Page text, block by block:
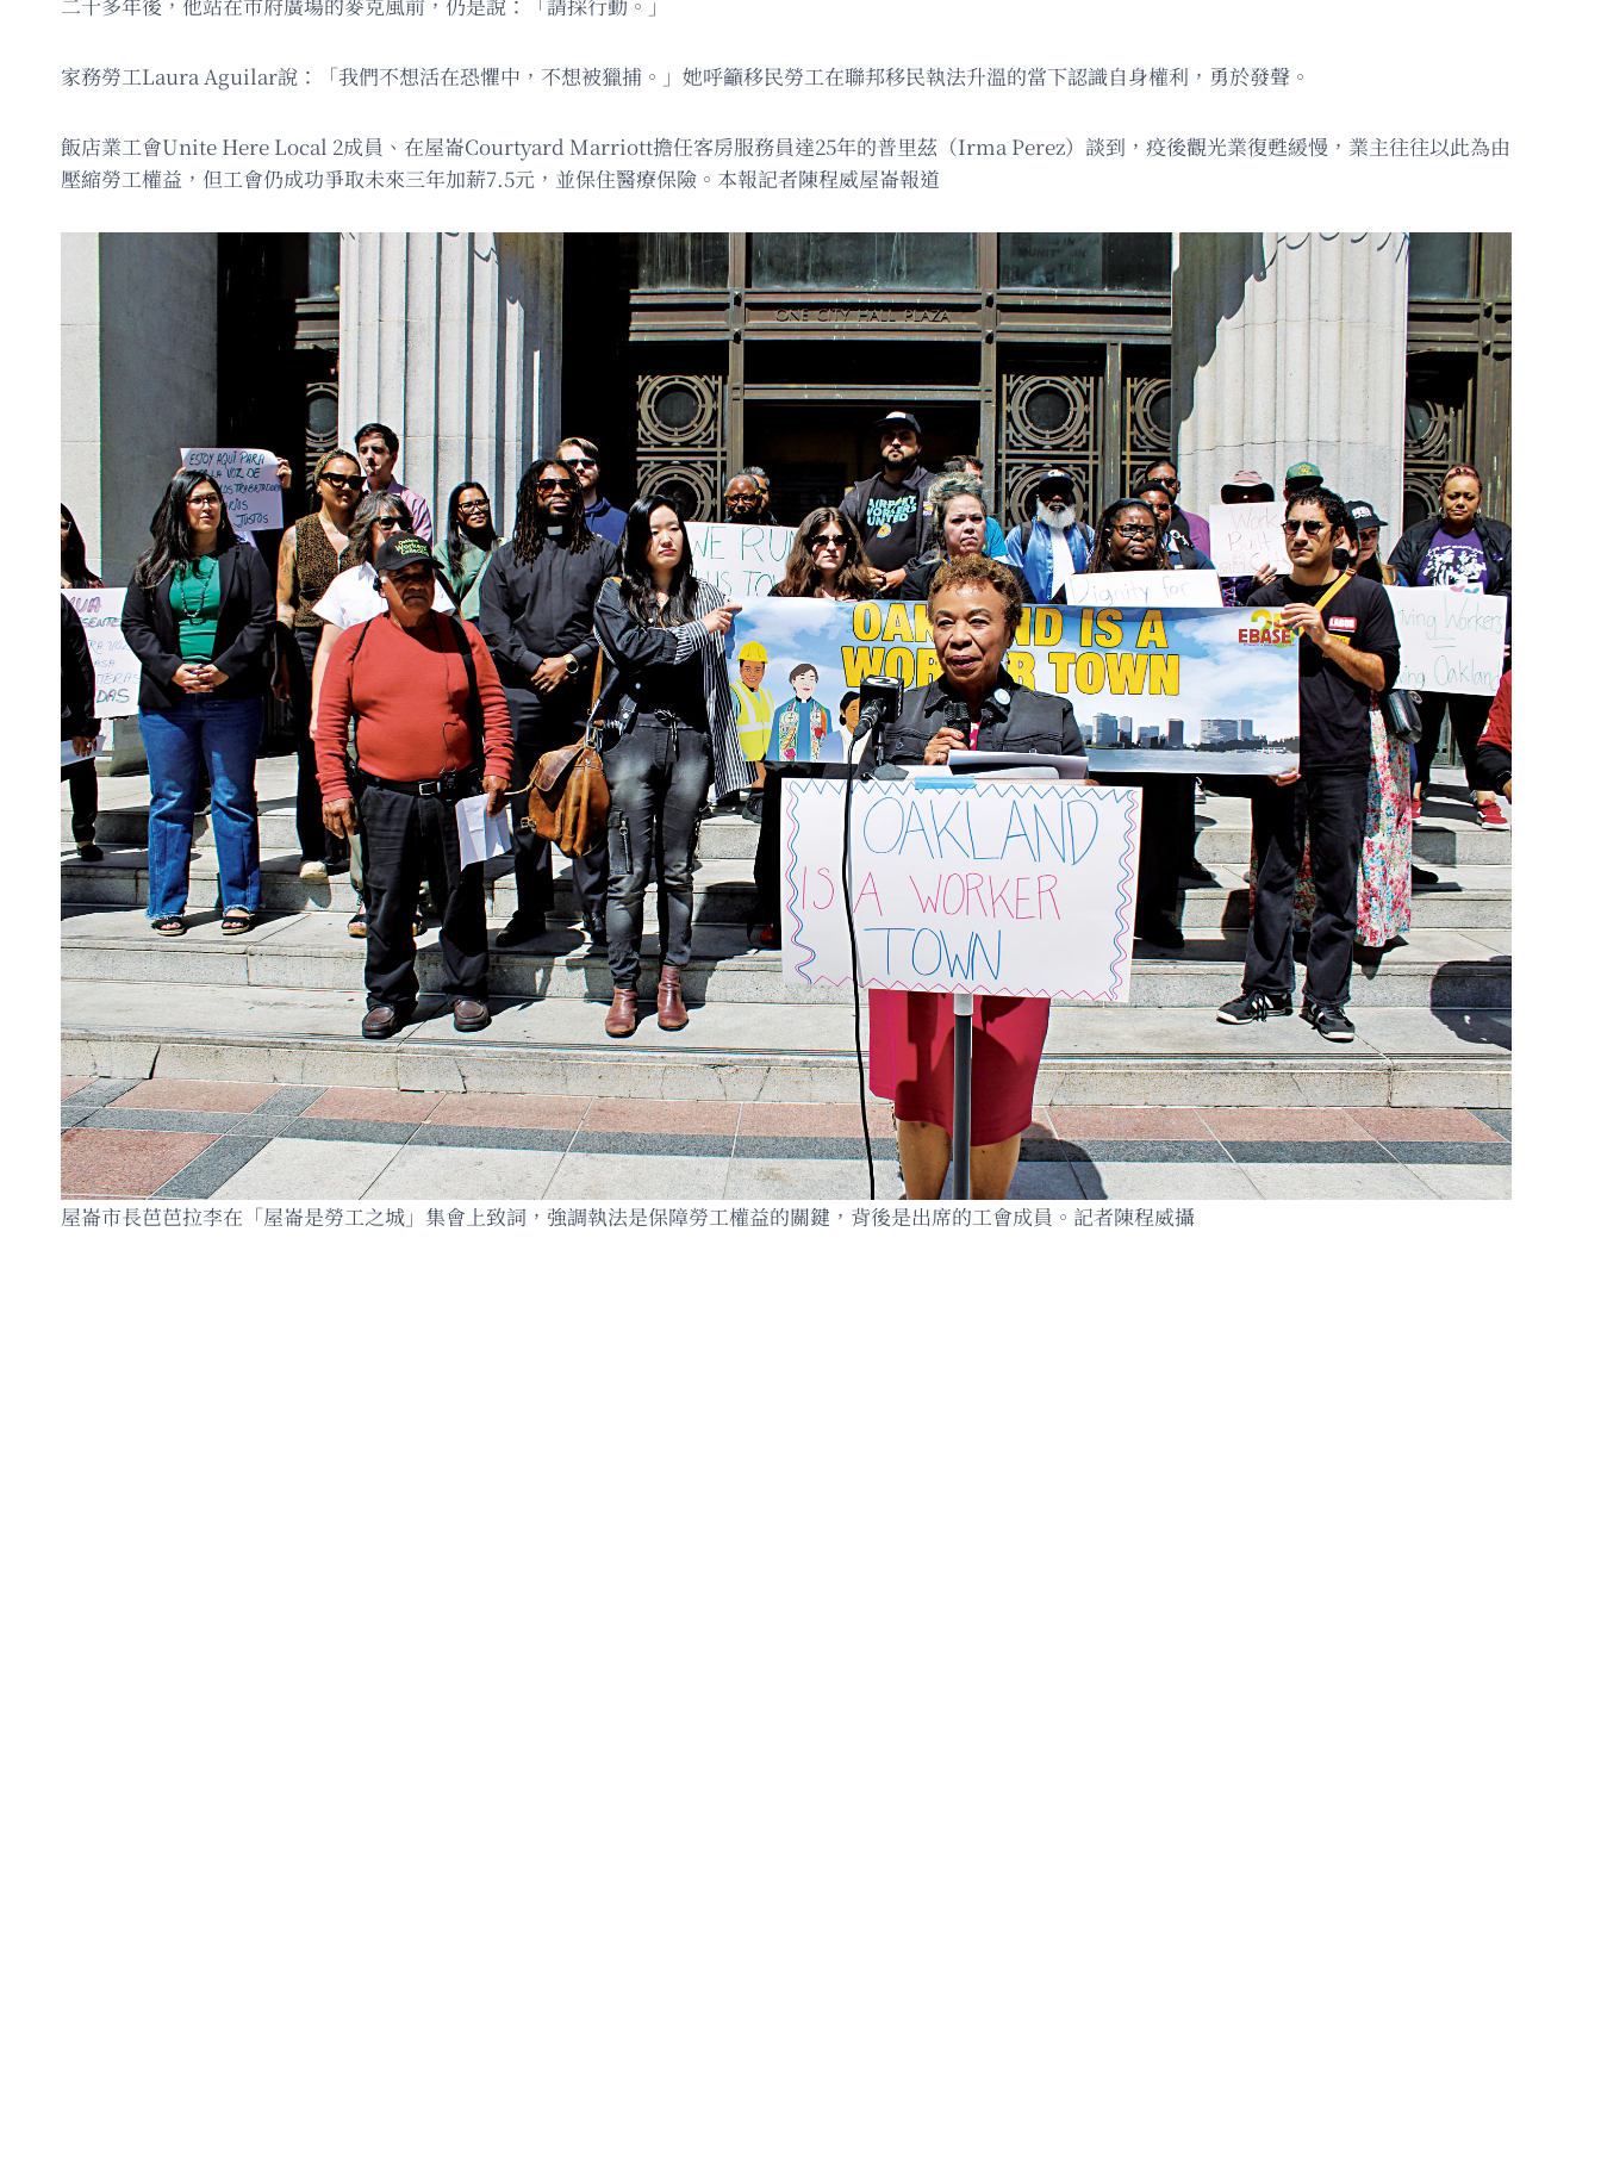
家務勞工Laura Aguilar說：「我們不想活在恐懼中，不想被獵捕。」她呼籲移民勞工在聯邦移民執法升溫的當下認識自身權利，勇於發聲。
飯店業工會Unite Here Local 2成員、在屋崙Courtyard Marriott擔任客房服務員達25年的普里茲（Irma Perez）談到，疫後觀光業復甦緩慢，業主往往以此為由
壓縮勞工權益，但工會仍成功爭取未來三年加薪7.5元，並保住醫療保險。本報記者陳程威屋崙報道
屋崙市長芭芭拉李在「屋崙是勞工之城」集會上致詞，強調執法是保障勞工權益的關鍵，背後是出席的工會成員。記者陳程威攝